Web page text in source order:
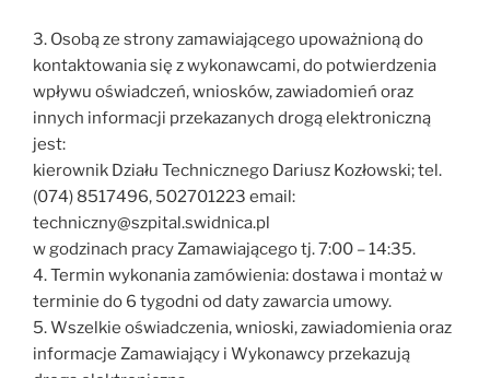
3. Osobą ze strony zamawiającego upoważnioną do
kontaktowania się z wykonawcami, do potwierdzenia
wpływu oświadczeń, wniosków, zawiadomień oraz
innych informacji przekazanych drogą elektroniczną
jest:
kierownik Działu Technicznego Dariusz Kozłowski; tel.
(074) 8517496, 502701223 email:
techniczny@szpital.swidnica.pl
w godzinach pracy Zamawiającego tj. 7:00 – 14:35.
4. Termin wykonania zamówienia: dostawa i montaż w
terminie do 6 tygodni od daty zawarcia umowy.
5. Wszelkie oświadczenia, wnioski, zawiadomienia oraz
informacje Zamawiający i Wykonawcy przekazują